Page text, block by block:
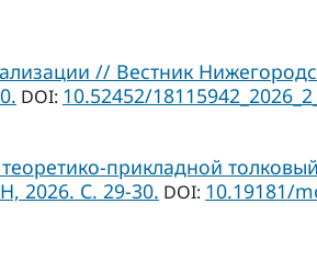
// Вестник
DOI: 10.52452/
прикладной
2026. С. 29-30. DOI: 10.19181/